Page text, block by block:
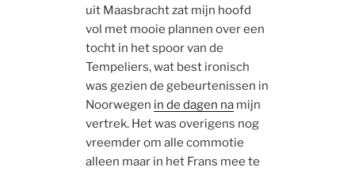
uit Maasbracht zat mijn hoofd
vol met mooie plannen over een
tocht in het spoor van de
Tempeliers, wat best ironisch
was gezien de gebeurtenissen in
Noorwegen in de dagen na mijn
vertrek. Het was overigens nog
vreemder om alle commotie
alleen maar in het Frans mee te